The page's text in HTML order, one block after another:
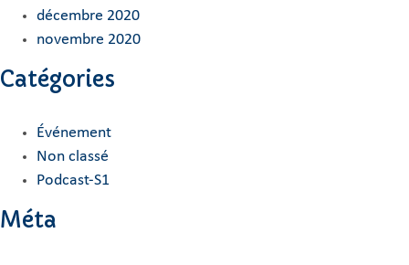
décembre 2020
novembre 2020
Catégories
Événement
Non classé
Podcast-S1
Méta